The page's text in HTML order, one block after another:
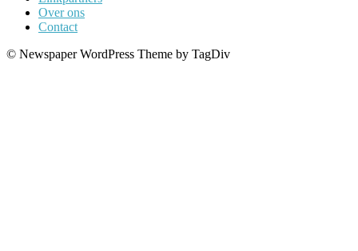
Over ons
Contact
© Newspaper WordPress Theme by TagDiv